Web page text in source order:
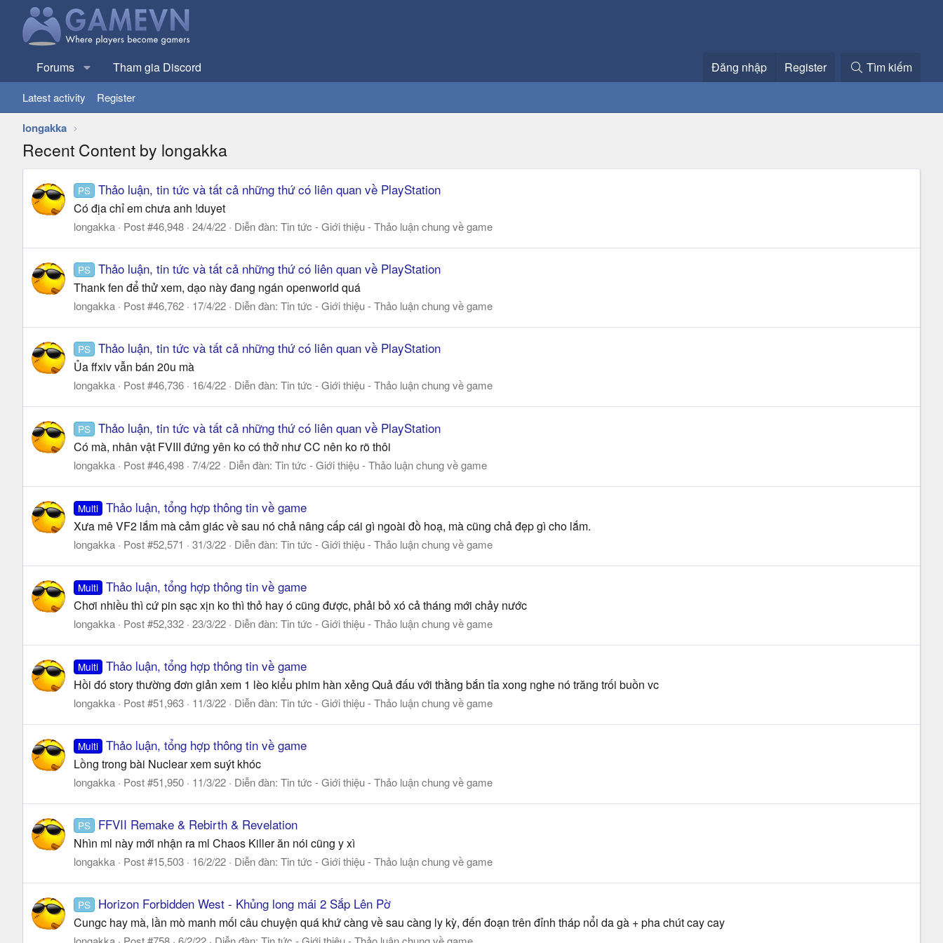
Forums Tham gia Discord Đăng nhập Register Tìm kiếm
Latest activity Register
longakka
Recent Content by longakka
PS Thảo luận, tin tức và tất cả những thứ có liên quan về PlayStation
Có địa chỉ em chưa anh !duyet
longakka Post #46,948 24/4/22 Diễn đàn: Tin tức - Giới thiệu - Thảo luận chung về game
PS Thảo luận, tin tức và tất cả những thứ có liên quan về PlayStation
Thank fen để thử xem, dạo này đang ngán openworld quá
longakka Post #46,762 17/4/22 Diễn đàn: Tin tức - Giới thiệu - Thảo luận chung về game
PS Thảo luận, tin tức và tất cả những thứ có liên quan về PlayStation
Ủa ffxiv vẫn bán 20u mà
longakka Post #46,736 16/4/22 Diễn đàn: Tin tức - Giới thiệu - Thảo luận chung về game
PS Thảo luận, tin tức và tất cả những thứ có liên quan về PlayStation
Có mà, nhân vật FVIII đứng yên ko có thở như CC nên ko rõ thôi
longakka Post #46,498 7/4/22 Diễn đàn: Tin tức - Giới thiệu - Thảo luận chung về game
Multi Thảo luận, tổng hợp thông tin về game
Xưa mê VF2 lắm mà cảm giác về sau nó chả nâng cấp cái gì ngoài đồ hoạ, mà cũng chả đẹp gì cho lắm.
longakka Post #52,571 31/3/22 Diễn đàn: Tin tức - Giới thiệu - Thảo luận chung về game
Multi Thảo luận, tổng hợp thông tin về game
Chơi nhiều thì cứ pin sạc xịn ko thì thỏ hay ó cũng được, phải bỏ xó cả tháng mới chảy nước
longakka Post #52,332 23/3/22 Diễn đàn: Tin tức - Giới thiệu - Thảo luận chung về game
Multi Thảo luận, tổng hợp thông tin về game
Hồi đó story thường đơn giản xem 1 lèo kiểu phim hàn xẻng Quả đấu với thằng bắn tỉa xong nghe nó trăng trối buồn vc
longakka Post #51,963 11/3/22 Diễn đàn: Tin tức - Giới thiệu - Thảo luận chung về game
Multi Thảo luận, tổng hợp thông tin về game
Lồng trong bài Nuclear xem suýt khóc
longakka Post #51,950 11/3/22 Diễn đàn: Tin tức - Giới thiệu - Thảo luận chung về game
PS FFVII Remake & Rebirth & Revelation
Nhìn ml này mới nhận ra ml Chaos Killer ăn nói cũng y xì
longakka Post #15,503 16/2/22 Diễn đàn: Tin tức - Giới thiệu - Thảo luận chung về game
PS Horizon Forbidden West - Khủng long mái 2 Sắp Lên Pờ
Cungc hay mà, lần mò manh mối câu chuyện quá khứ càng về sau càng ly kỳ, đến đoạn trên đỉnh tháp nổi da gà + pha chút cay cay